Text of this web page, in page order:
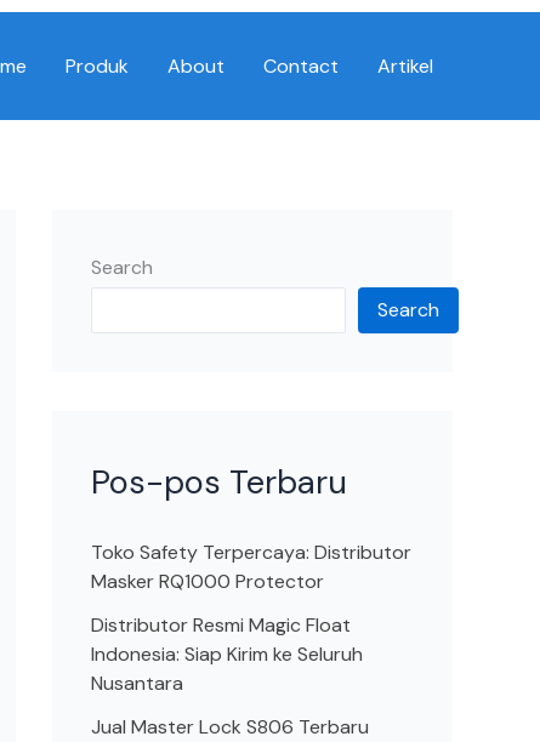
Produk About Contact Artikel
Search
Search
Pos-pos Terbaru
Toko Safety Terpercaya: Distributor
Masker RQ1000 Protector
Distributor Resmi Magic Float
Indonesia: Siap Kirim ke Seluruh
Nusantara
Jual Master Lock S806 Terbaru